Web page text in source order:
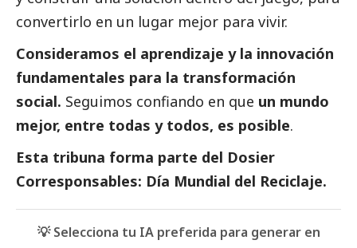
convertirlo en un lugar mejor para vivir.
Consideramos el aprendizaje y la innovación
fundamentales para la transformación
social. Seguimos confiando en que un mundo
mejor, entre todas y todos, es posible.
Esta tribuna forma parte del Dosier
Corresponsables: Día Mundial del Reciclaje.
💡 Selecciona tu IA preferida para generar en